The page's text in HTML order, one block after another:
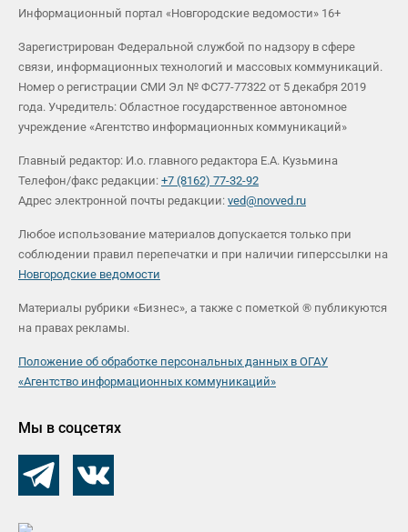
Информационный портал «Новгородские ведомости» 16+
Зарегистрирован Федеральной службой по надзору в сфере
связи, информационных технологий и массовых коммуникаций.
Номер о регистрации СМИ Эл № ФС77-77322 от 5 декабря 2019
года. Учредитель: Областное государственное автономное
учреждение «Агентство информационных коммуникаций»
Главный редактор: И.о. главного редактора Е.А. Кузьмина
Телефон/факс редакции: +7 (8162) 77-32-92
Адрес электронной почты редакции: ved@novved.ru
Любое использование материалов допускается только при
соблюдении правил перепечатки и при наличии гиперссылки на
Новгородские ведомости
Материалы рубрики «Бизнес», а также с пометкой ® публикуются
на правах рекламы.
Положение об обработке персональных данных в ОГАУ
«Агентство информационных коммуникаций»
Мы в соцсетях